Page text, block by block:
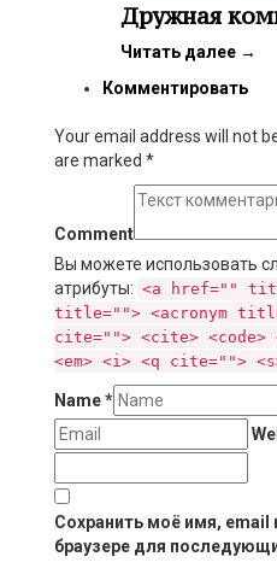
Дружная
Читать далее →
Комментировать
Your email address will not
are marked *
Comment
Вы можете использовать
атрибуты: <a href=""
title=""> <acronym
cite=""> <cite> <code>
<em> <i> <q cite="">
Name*
Сохранить моё имя, email
браузере для